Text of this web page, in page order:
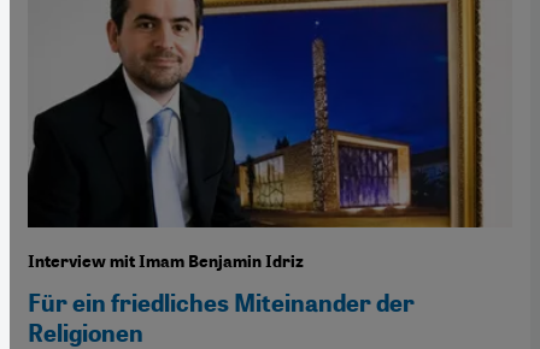
Interview mit Imam Benjamin Idriz
Für ein friedliches Miteinander der
Religionen